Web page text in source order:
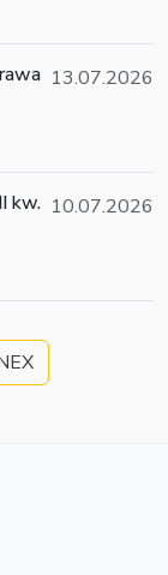
13.07.2026
kw. 10.07.2026